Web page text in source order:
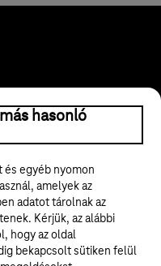
hasonló
és egyéb nyomon
amelyek az
adatot tárolnak az
Kérjük, az alábbi
hogy az oldal
bekapcsolt sütiken felül